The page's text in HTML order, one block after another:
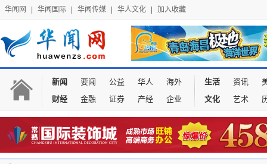
华闻网 华闻国际 华闻传媒 华人文化 加入收藏
新闻 要闻 公益 华人
海外
财经
金融 证券 产经 企业
生活 资讯
文化
艺术